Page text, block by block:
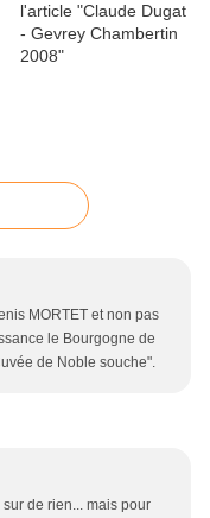
MORTET et non pas
le Bourgogne de
de Noble souche".
de rien... mais pour